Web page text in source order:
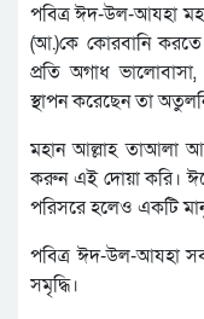
পবিত্র ঈদ-উল-আযহা
(আ.)কে কোরবানি
প্রতি অগাধ
স্থাপন করেছেন তা
মহান আল্লাহ তাআলা
করুন এই দোয়া করি।
পরিসরে হলেও একটি
পবিত্র ঈদ-উল-আযহা
সমৃদ্ধি।